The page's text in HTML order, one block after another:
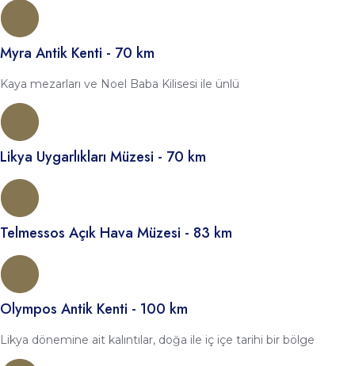
Myra Antik Kenti - 70 km
Kaya mezarları ve Noel Baba Kilisesi ile ünlü
Likya Uygarlıkları Müzesi - 70 km
Telmessos Açık Hava Müzesi - 83 km
Olympos Antik Kenti - 100 km
Likya dönemine ait kalıntılar, doğa ile iç içe tarihi bir bölge